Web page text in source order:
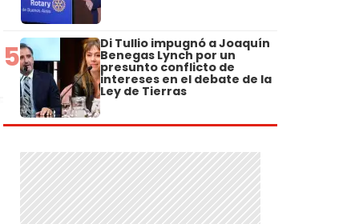
5 Di Tullio impugnó a Joaquín
Benegas Lynch por un
presunto conflicto de
intereses en el debate de la
Ley de Tierras